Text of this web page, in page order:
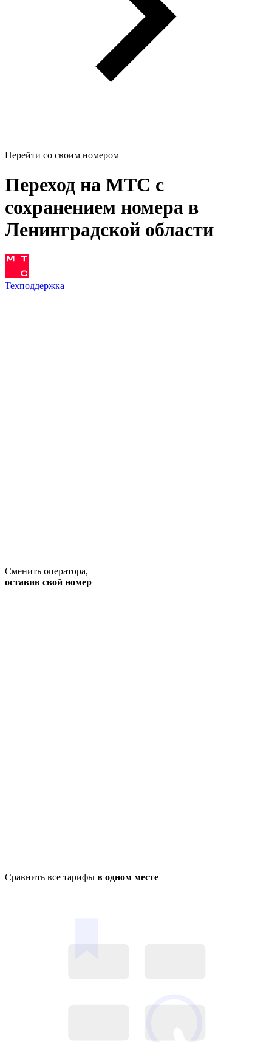
Перейти со своим номером
Переход на МТС с
сохранением номера в
Ленинградской области
Техподдержка
Сменить оператора,
оставив свой номер
Сравнить все тарифы в одном месте